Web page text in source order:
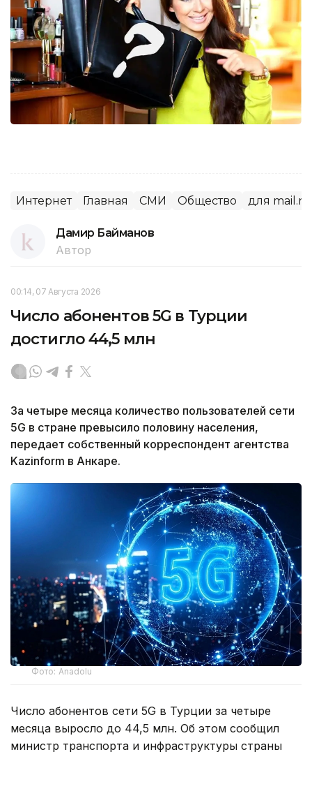
Интернет Главная СМИ Общество для mail.ru
Дамир Байманов
Автор
00:14, 07 Августа 2026
Число абонентов 5G в Турции
достигло 44,5 млн
За четыре месяца количество пользователей сети
5G в стране превысило половину населения,
передает собственный корреспондент агентства
Kazinform в Анкаре.
Фото: Anadolu
Число абонентов сети 5G в Турции за четыре
месяца выросло до 44,5 млн. Об этом сообщил
министр транспорта и инфраструктуры страны